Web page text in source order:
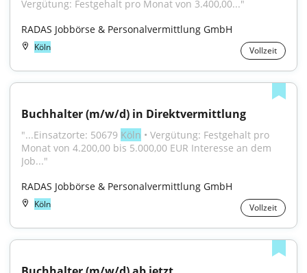
Vergütung: Festgehalt pro Monat von 3.400,00..."
RADAS Jobbörse & Personalvermittlung GmbH
Köln Vollzeit
Buchhalter (m/w/d) in Direktvermittlung
"...Einsatzorte: 50679 Köln • Vergütung: Festgehalt pro
Monat von 4.200,00 bis 5.000,00 EUR Interesse an dem
Job..."
RADAS Jobbörse & Personalvermittlung GmbH
Köln Vollzeit